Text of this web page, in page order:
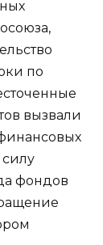
по
вызвали
силу
фондов